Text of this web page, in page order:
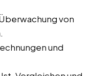
von
und